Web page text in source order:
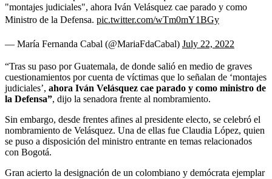
"montajes judiciales", ahora Iván Velásquez cae parado y como
Ministro de la Defensa. pic.twitter.com/wTm0mY1BGy
— María Fernanda Cabal (@MariaFdaCabal) July 22, 2022
“Tras su paso por Guatemala, de donde salió en medio de graves
cuestionamientos por cuenta de víctimas que lo señalan de ‘montajes
judiciales’, ahora Iván Velásquez cae parado y como ministro de
la Defensa”, dijo la senadora frente al nombramiento.
Sin embargo, desde frentes afines al presidente electo, se celebró el
nombramiento de Velásquez. Una de ellas fue Claudia López, quien
se puso a disposición del ministro entrante en temas relacionados
con Bogotá.
Gran acierto la designación de un colombiano y demócrata ejemplar